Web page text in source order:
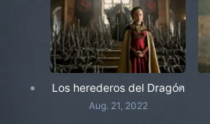
Los herederos del Dragón
Aug. 21, 2022